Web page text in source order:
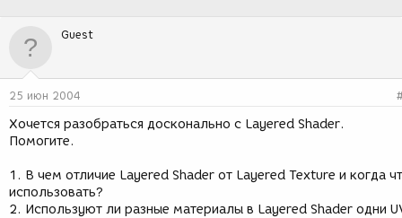
р
м
д
н
и
Guest
25 июн 2004
Хочется разобраться досконально с Layered Shader.
Помогите.
1. В чем отличие Layered Shader от Layered Texture и когда
использовать?
2. Используют ли разные материалы в Layered Shader одни